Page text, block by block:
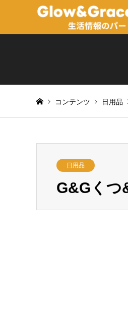
コンテンツ 日用品
日用品
G&Gくつ